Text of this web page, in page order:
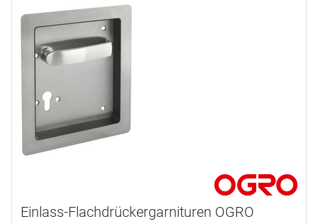
Einlass-Flachdrückergarnituren OGRO